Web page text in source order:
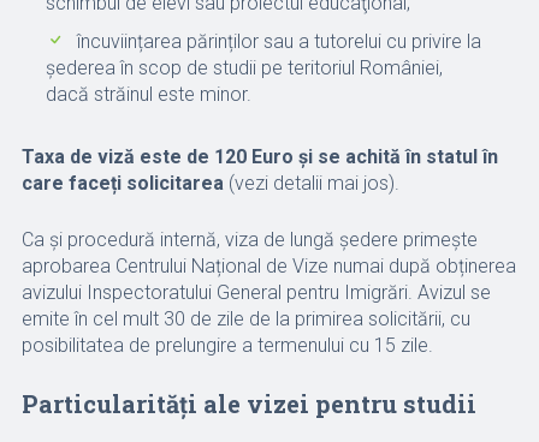
încuviințarea părinților sau a tutorelui cu privire la
șederea în scop de studii pe teritoriul României,
dacă străinul este minor.
Taxa de viză este de 120 Euro și se achită în statul în
care faceți solicitarea(vezi detalii mai jos).
Ca și procedură internă, viza de lungă ședere primește
aprobarea Centrului Național de Vize numai după obținerea
avizului Inspectoratului General pentru Imigrări. Avizul se
emite în cel mult 30 de zile de la primirea solicitării, cu
posibilitatea de prelungire a termenului cu 15 zile.
Particularități ale vizei pentru studii